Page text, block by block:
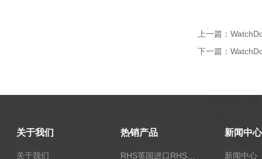
上一篇：
下一篇：
关于我们
关于我们
热销产品
RHS英国进口RHS植物标准比色卡
新闻中心
新闻中心